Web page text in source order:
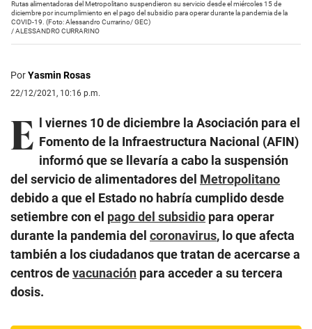
Rutas alimentadoras del Metropolitano suspendieron su servicio desde el miércoles 15 de
diciembre por incumplimiento en el pago del subsidio para operar durante la pandemia de la
COVID-19. (Foto: Alessandro Currarino/ GEC)
/ALESSANDRO CURRARINO
PorYasmin Rosas
22/12/2021, 10:16 p.m.
E l viernes 10 de diciembre la Asociación para el
Fomento de la Infraestructura Nacional (AFIN)
informó que se llevaría a cabo la suspensión
del servicio de alimentadores del Metropolitano
debido a que el Estado no habría cumplido desde
setiembre con el pago del subsidio para operar
durante la pandemia del coronavirus, lo que afecta
también a los ciudadanos que tratan de acercarse a
centros devacunación para acceder a su tercera
dosis.